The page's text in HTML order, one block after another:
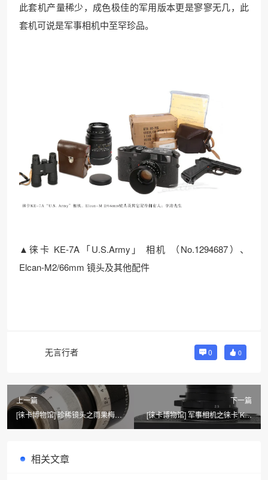
此套机产量稀少，成色极佳的军用版本更是寥寥无几，此
套机可说是军事相机中至罕珍品。
▲徕卡 KE-7A「U.S.Army」 相机 （No.1294687）、
Elcan-M2/66mm 镜头及其他配件
无言行者 0 0
上一篇
[徕卡博物馆] 珍稀镜头之雨果梅耶
Kino Plasmat
下一篇
[徕卡博物馆] 军事相机之徕卡 KE-
7A（No.1294802）
相关文章